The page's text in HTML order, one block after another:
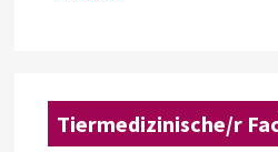
Tiermedizinische/r